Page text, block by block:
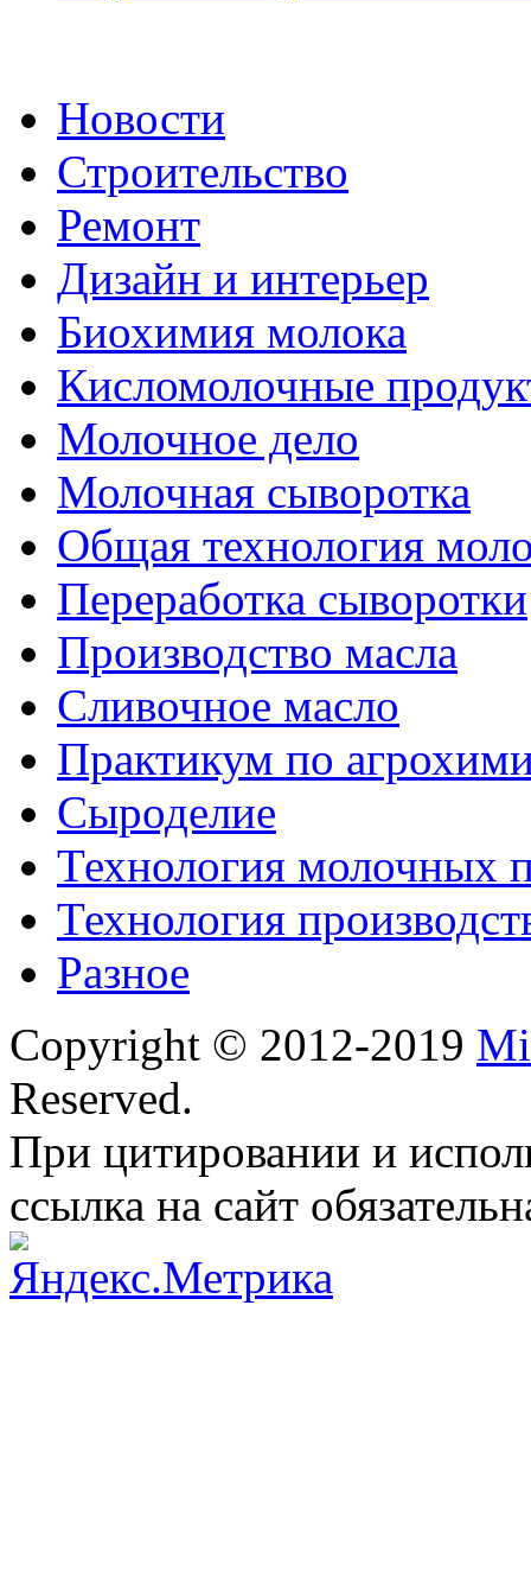
Новости
Строительство
Ремонт
Дизайн и интерьер
Биохимия молока
Кисломолочные
Молочное дело
Молочная сыворотка
Общая технология
Переработка сыворотки
Производство масла
Сливочное масло
Практикум по
Сыроделие
Технология молочных
Технология
Разное
Copyright © 2012-2019
Reserved.
При цитировании и
ссылка на сайт